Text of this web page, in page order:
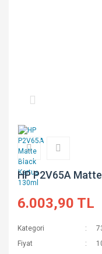
HP P2V65A
6.003,90 TL
Kategori
Fiyat